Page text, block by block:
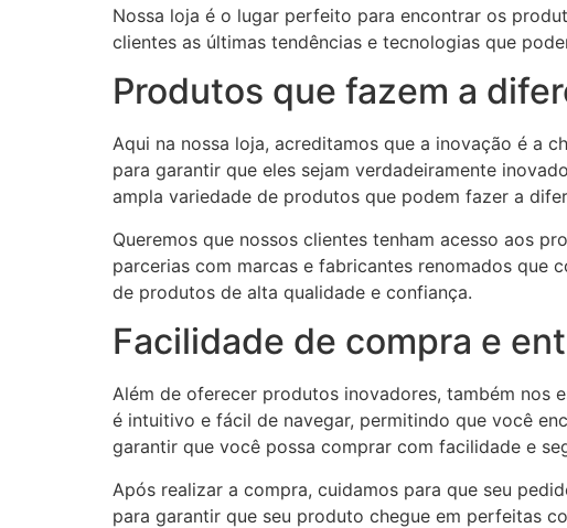
Nossa loja é o lugar perfeito para encontrar os
clientes as últimas tendências e tecnologias que
Produtos que fazem a
Aqui na nossa loja, acreditamos que a inovação é a
para garantir que eles sejam verdadeiramente
ampla variedade de produtos que podem fazer a
Queremos que nossos clientes tenham acesso aos
parcerias com marcas e fabricantes renomados que
de produtos de alta qualidade e confiança.
Facilidade de compra e
Além de oferecer produtos inovadores, também nos
é intuitivo e fácil de navegar, permitindo que você
garantir que você possa comprar com facilidade e
Após realizar a compra, cuidamos para que seu
para garantir que seu produto chegue em perfeitas